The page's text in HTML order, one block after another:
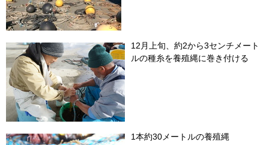
12月上旬、約2から3センチメート
ルの種糸を養殖縄に巻き付ける
1本約30メートルの養殖縄